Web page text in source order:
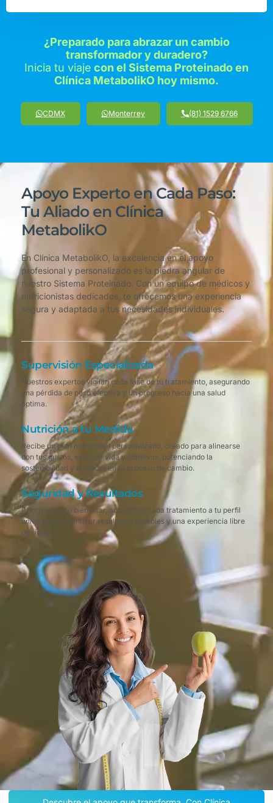
¿Preparado para abrazar un cambio
transformador y duradero?
Inicia tu viaje con el Sistema Proteinado en
Clínica MetabolikO hoy mismo.
CDMX Monterrey (81) 1529 6766
Apoyo Experto en Cada Paso:
Tu Aliado en Clínica
MetabolikO
En Clínica MetabolikO, la excelencia en el apoyo
profesional y personalizado es la piedra angular de
nuestro Sistema Proteinado. Con un equipo de médicos y
nutricionistas dedicados, te ofrecemos una experiencia
segura y adaptada a tus necesidades individuales.
Supervisión Especializada
Nuestros expertos vigilan cada fase de tu tratamiento, asegurando
una pérdida de peso efectiva y un progreso hacia una salud
óptima.
Nutrición a tu Medida
Recibe un plan nutricional personalizado, creado para alinearse
con tus gustos, estilo de vida y objetivos, potenciando la
sostenibilidad y el placer en tu proceso de cambio.
Seguridad y Resultados
Priorizamos tu bienestar, adaptando cada tratamiento a tu perfil
único para garantizar resultados notables y una experiencia libre
de riesgos.